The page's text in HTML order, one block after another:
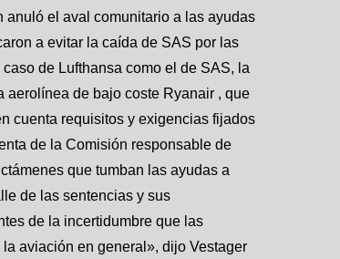
anuló el aval comunitario a las ayudas
a evitar la caída de SAS por las
de Lufthansa como el de SAS, la
aerolínea de bajo coste Ryanair , que
cuenta requisitos y exigencias fijados
de la Comisión responsable de
que tumban las ayudas a
de las sentencias y sus
de la incertidumbre que las
aviación en general», dijo Vestager